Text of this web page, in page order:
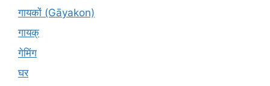
गायकों (Gāyakon)
गायक्
गेमिंग
घर